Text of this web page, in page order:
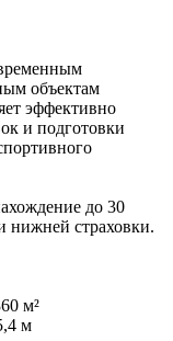
объектам
эффективно
и подготовки
до 30
нижней страховки.
м²
м